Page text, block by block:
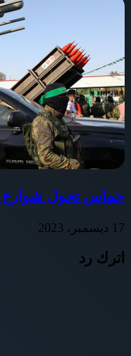
حماس تحول شوارع
17 ديسمبر، 2023
اترك رد